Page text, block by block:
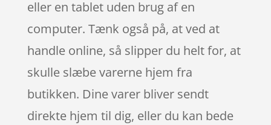
eller en tablet uden brug af en
computer. Tænk også på, at ved at
handle online, så slipper du helt for, at
skulle slæbe varerne hjem fra
butikken. Dine varer bliver sendt
direkte hjem til dig, eller du kan bede